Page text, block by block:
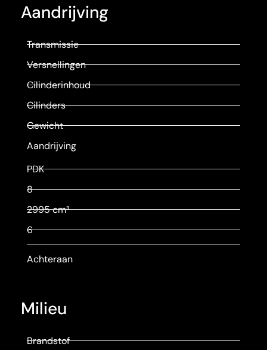
Aandrijving
Transmissie
Versnellingen
Cilinderinhoud
Cilinders
Gewicht
Aandrijving
PDK
8
2995 cm³
6
Achteraan
Milieu
Brandstof